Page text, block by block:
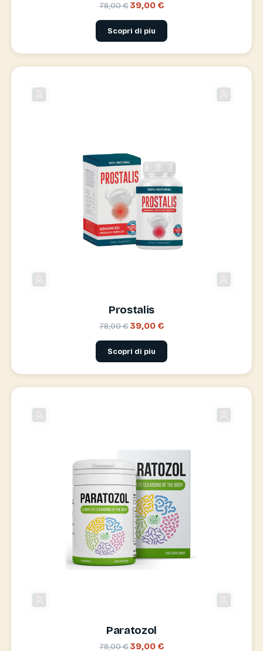
78,00 €39,00 €
Scopri di piu
Prostalis
78,00 €39,00 €
Scopri di piu
Paratozol
78,00 €39,00 €